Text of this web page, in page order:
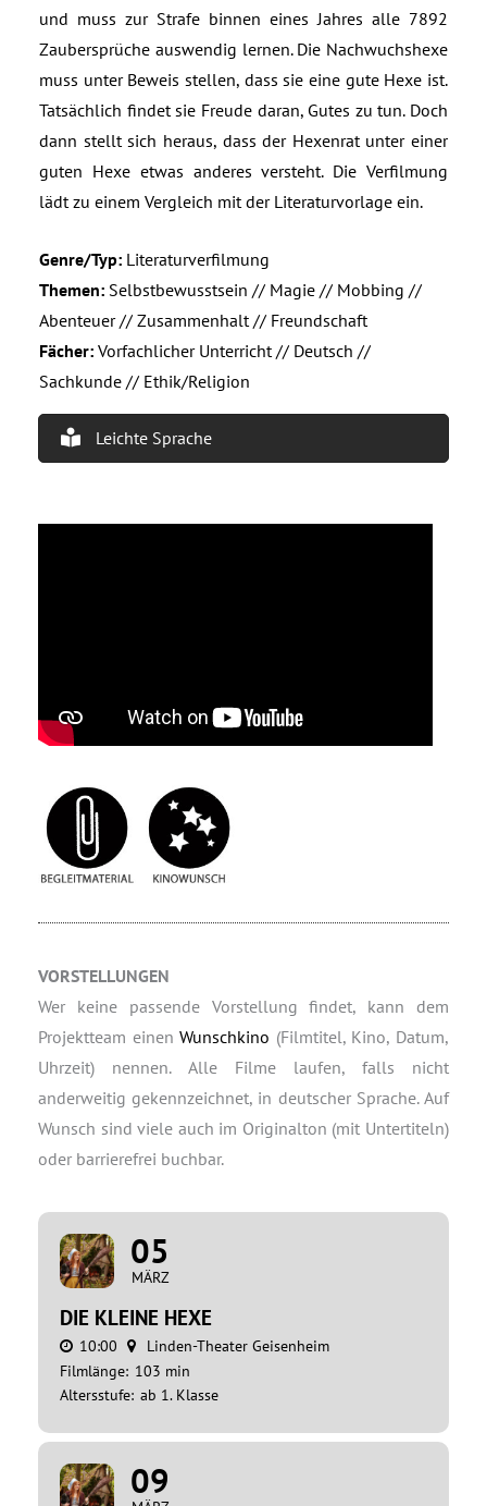
und muss zur Strafe binnen eines Jahres alle 7892
Zaubersprüche auswendig lernen. Die Nachwuchshexe
muss unter Beweis stellen, dass sie eine gute Hexe ist.
Tatsächlich findet sie Freude daran, Gutes zu tun. Doch
dann stellt sich heraus, dass der Hexenrat unter einer
guten Hexe etwas anderes versteht. Die Verfilmung
lädt zu einem Vergleich mit der Literaturvorlage ein.
Genre/Typ: Literaturverfilmung
Themen: Selbstbewusstsein // Magie // Mobbing //
Abenteuer // Zusammenhalt // Freundschaft
Fächer: Vorfachlicher Unterricht // Deutsch //
Sachkunde // Ethik/Religion
Leichte Sprache
VORSTELLUNGEN
Wer keine passende Vorstellung findet, kann dem
Projektteam einenWunschkino (Filmtitel, Kino, Datum,
Uhrzeit) nennen. Alle Filme laufen, falls nicht
anderweitig gekennzeichnet, in deutscher Sprache. Auf
Wunsch sind viele auch im Originalton (mit Untertiteln)
oder barrierefrei buchbar.
05
MÄRZ
DIE KLEINE HEXE
10:00
Linden-Theater Geisenheim
Filmlänge: 103 min
Altersstufe: ab 1. Klasse
09